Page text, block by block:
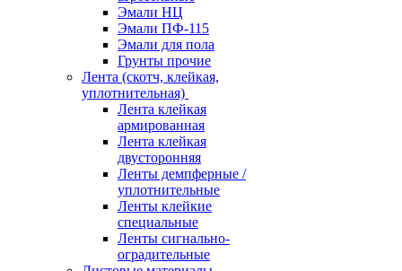
Эмали НЦ
Эмали ПФ-115
Эмали для пола
Грунты прочие
Лента (скотч, клейкая,
уплотнительная)
Лента клейкая
армированная
Лента клейкая
двусторонняя
Ленты демпферные /
уплотнительные
Ленты клейкие
специальные
Ленты сигнально-
оградительные